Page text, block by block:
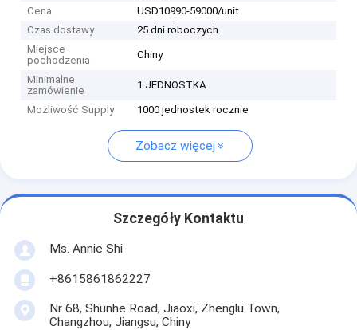
Cena
USD10990-59000/unit
Czas dostawy
25 dni roboczych
Miejsce
pochodzenia
Chiny
Minimalne
zamówienie
1 JEDNOSTKA
Możliwość Supply 1000 jednostek rocznie
Zobacz więcej
Szczegóły Kontaktu
Ms. Annie Shi
+8615861862227
Nr 68, Shunhe Road, Jiaoxi, Zhenglu Town,
Changzhou, Jiangsu, Chiny